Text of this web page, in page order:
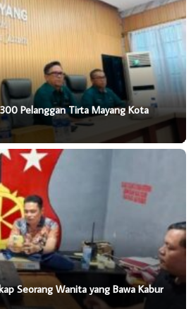
Pelanggan Tirta Mayang Kota
Seorang Wanita yang Bawa Kabur